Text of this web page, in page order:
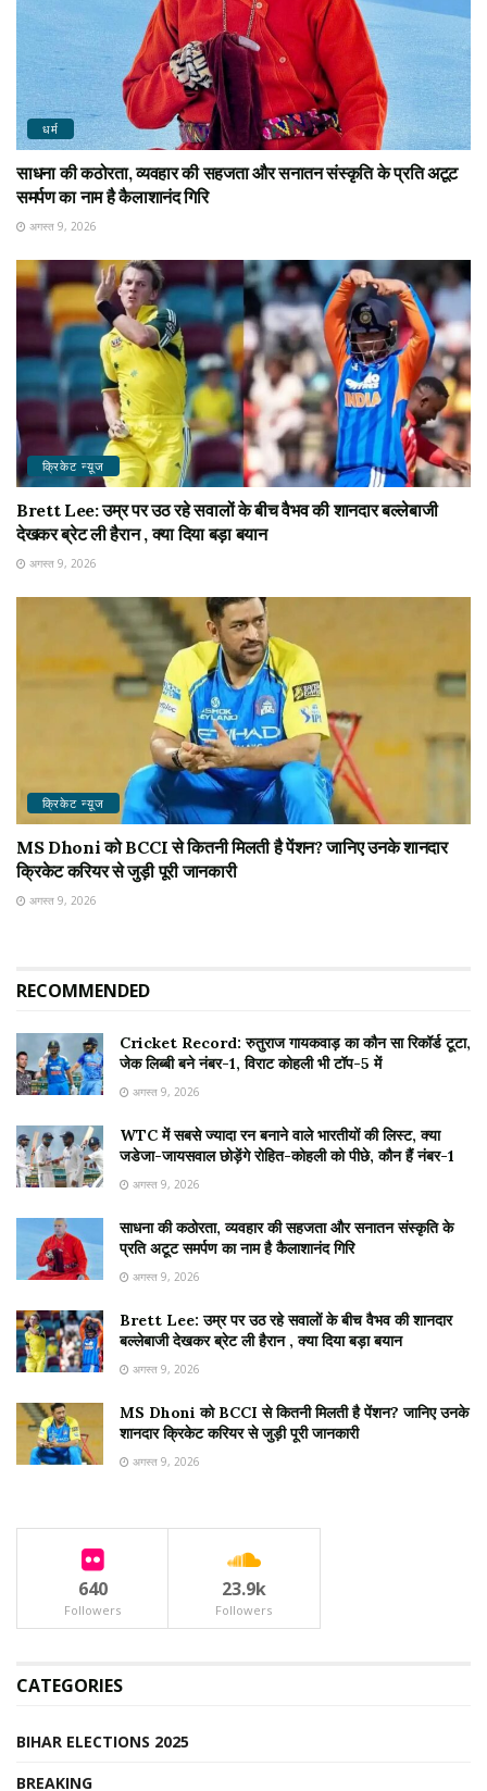
धर्म
साधना की कठोरता, व्यवहार की सहजता और सनातन संस्कृति के प्रति अटूट
समर्पण का नाम है कैलाशानंद गिरि
अगस्त 9, 2026
क्रिकेट न्यू़ज
Brett Lee: उम्र पर उठ रहे सवालों के बीच वैभव की शानदार बल्लेबाजी
देखकर ब्रेट ली हैरान , क्या दिया बड़ा बयान
अगस्त 9, 2026
क्रिकेट न्यू़ज
MS Dhoni को BCCI से कितनी मिलती है पेंशन? जानिए उनके शानदार
क्रिकेट करियर से जुड़ी पूरी जानकारी
अगस्त 9, 2026
RECOMMENDED
Cricket Record: रुतुराज गायकवाड़ का कौन सा रिकॉर्ड टूटा,
जेक लिब्बी बने नंबर-1, विराट कोहली भी टॉप-5 में
अगस्त 9, 2026
WTC में सबसे ज्यादा रन बनाने वाले भारतीयों की लिस्ट, क्या
जडेजा-जायसवाल छोड़ेंगे रोहित-कोहली को पीछे, कौन हैं नंबर-1
अगस्त 9, 2026
साधना की कठोरता, व्यवहार की सहजता और सनातन संस्कृति के
प्रति अटूट समर्पण का नाम है कैलाशानंद गिरि
अगस्त 9, 2026
Brett Lee: उम्र पर उठ रहे सवालों के बीच वैभव की शानदार
बल्लेबाजी देखकर ब्रेट ली हैरान , क्या दिया बड़ा बयान
अगस्त 9, 2026
MS Dhoni को BCCI से कितनी मिलती है पेंशन? जानिए उनके
शानदार क्रिकेट करियर से जुड़ी पूरी जानकारी
अगस्त 9, 2026
640
Followers
23.9k
Followers
CATEGORIES
BIHAR ELECTIONS 2025
BREAKING